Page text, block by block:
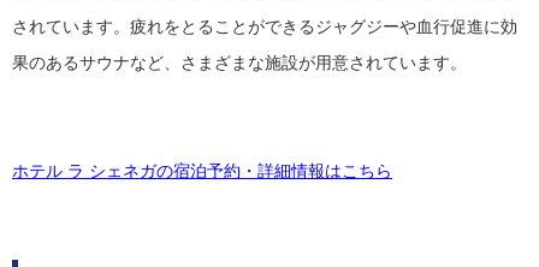
されています。疲れをとることができるジャグジーや血行促進に効
果のあるサウナなど、さまざまな施設が用意されています。
ホテル ラ シェネガの宿泊予約・詳細情報はこちら